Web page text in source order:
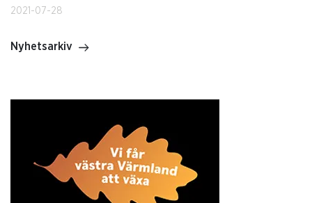
2021-07-28
Nyhetsarkiv